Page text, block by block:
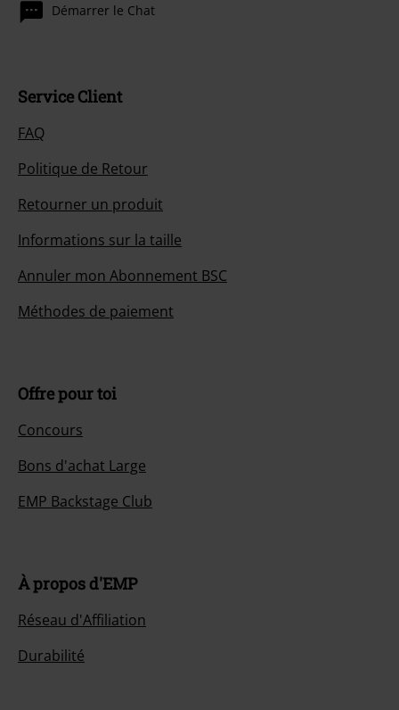
Démarrer le Chat
Service Client
FAQ
Politique de Retour
Retourner un produit
Informations sur la taille
Annuler mon Abonnement BSC
Méthodes de paiement
Offre pour toi
Concours
Bons d'achat Large
EMP Backstage Club
À propos d'EMP
Réseau d'Affiliation
Durabilité